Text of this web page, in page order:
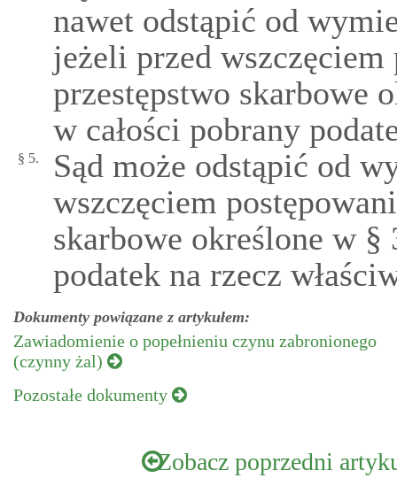
nawet odstąpić od
jeżeli przed
przestępstwo skarbowe
w całości pobrany
§ 5.
Sąd może odstąpić od
wszczęciem
skarbowe określone w §
podatek na rzecz
Dokumenty powiązane z artykułem:
Zawiadomienie o popełnieniu czynu zabronionego
(czynny żal)
Pozostałe dokumenty
Zobacz poprzedni